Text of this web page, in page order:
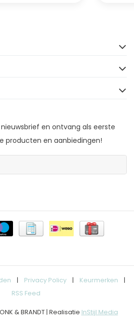
en ontvang als eerste
producten en aanbiedingen!
| Privacy Policy | Keurmerken
|
RSS Feed
& BRANDT | Realisatie InStijl Media